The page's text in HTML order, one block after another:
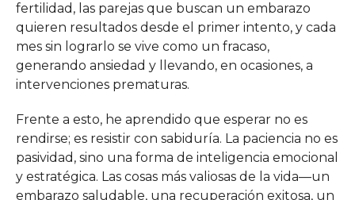
fertilidad, las parejas que buscan un embarazo
quieren resultados desde el primer intento, y cada
mes sin lograrlo se vive como un fracaso,
generando ansiedad y llevando, en ocasiones, a
intervenciones prematuras.
Frente a esto, he aprendido que esperar no es
rendirse; es resistir con sabiduría. La paciencia no es
pasividad, sino una forma de inteligencia emocional
y estratégica. Las cosas más valiosas de la vida—un
embarazo saludable, una recuperación exitosa, un